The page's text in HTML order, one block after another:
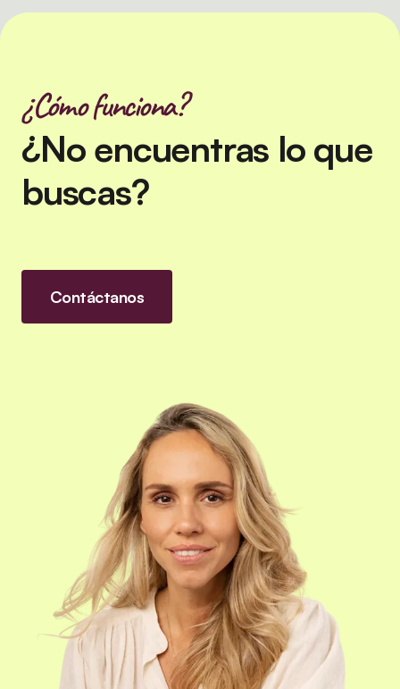
¿Cómo funciona?
¿No encuentras lo que
buscas?
Contáctanos